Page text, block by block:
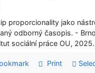
proporcionality jako
odborný časopis. -
sociální práce OU,
Print